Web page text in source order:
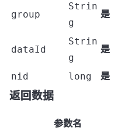
group
Strin
g
是
dataId
Strin
g
是
nid long 是
返回数据
参数名